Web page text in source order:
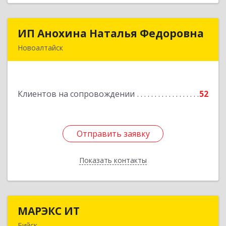
ИП Анохина Наталья Федоровна
Новоалтайск
Клиентов на сопровождении 52
Отправить заявку
Показать контакты
ИП Анохина Наталья Федоровна
Подробнее
Отправить заявку
Назад
МАРЭКС ИТ